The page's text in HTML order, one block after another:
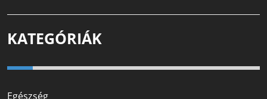
KATEGÓRIÁK
Egészség